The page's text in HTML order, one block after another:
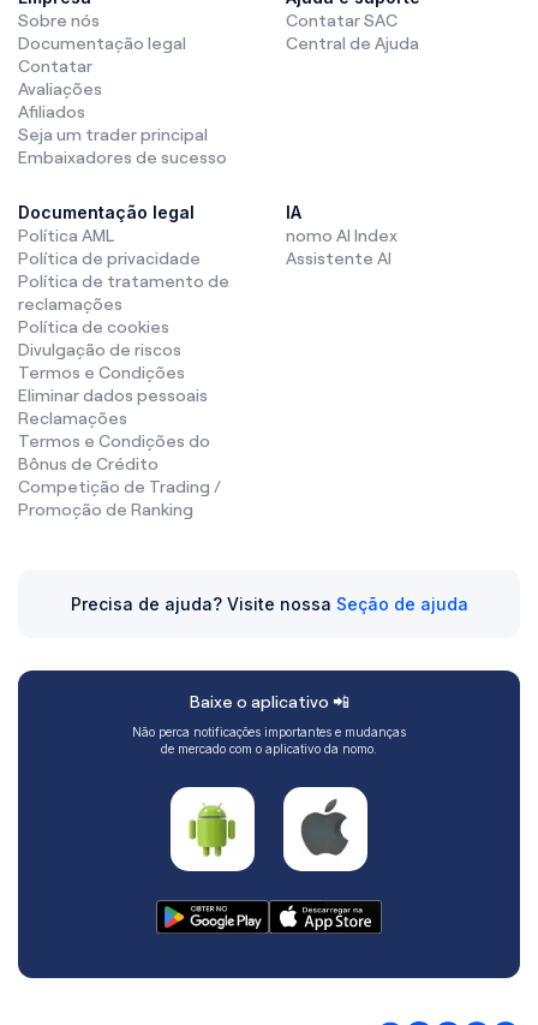
Sobre nós
Documentação legal
Contatar
Avaliações
Afiliados
Seja um trader principal
Embaixadores de sucesso
Contatar SAC
Central de Ajuda
Documentação legal
Política AML
Política de privacidade
Política de tratamento de
reclamações
Política de cookies
Divulgação de riscos
Termos e Condições
Eliminar dados pessoais
Reclamações
Termos e Condições do
Bônus de Crédito
Competição de Trading /
Promoção de Ranking
IA
nomo AI Index
Assistente AI
Precisa de ajuda? Visite nossa Seção de ajuda
Baixe o aplicativo 📲
Não perca notificações importantes e mudanças
de mercado com o aplicativo da nomo.